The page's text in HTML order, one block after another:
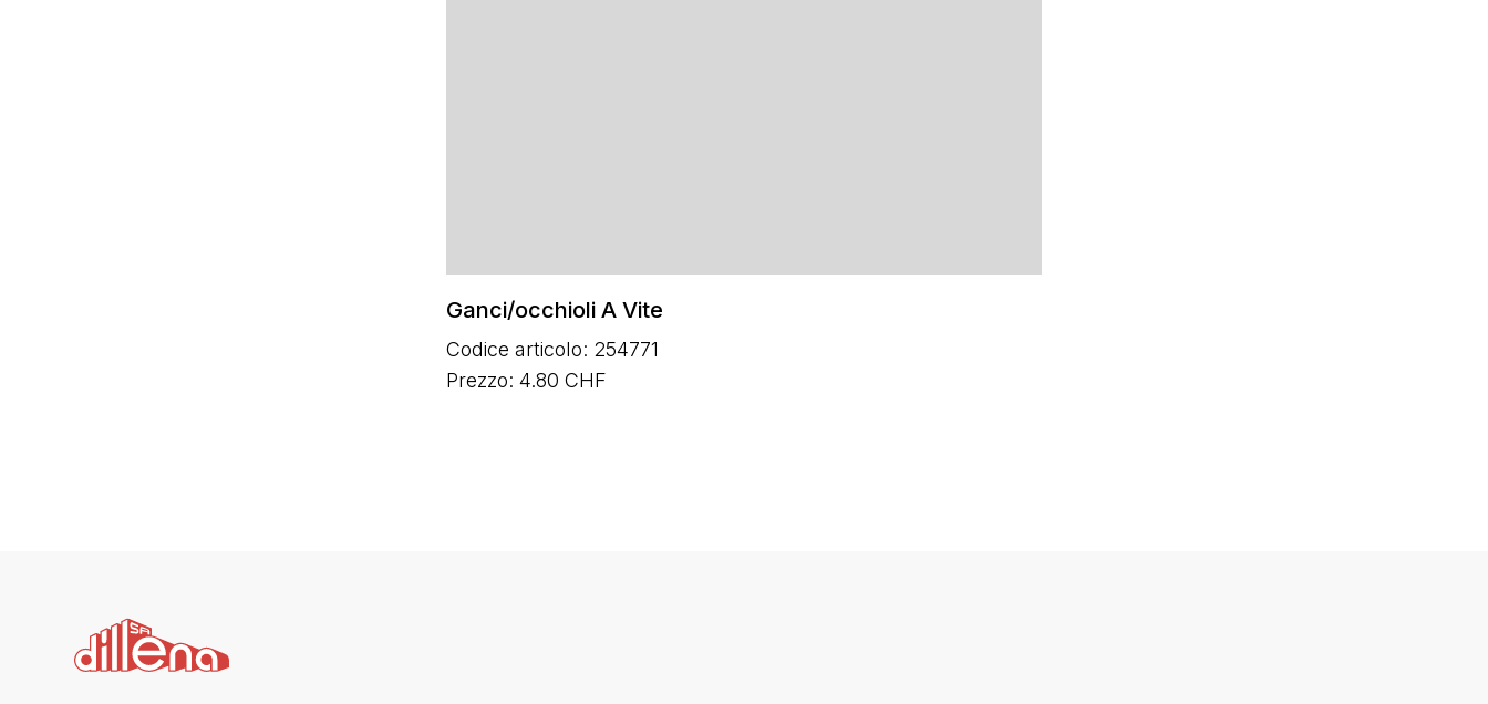
Ganci/occhioli A Vite
Codice articolo: 254771
Prezzo: 4.80 CHF